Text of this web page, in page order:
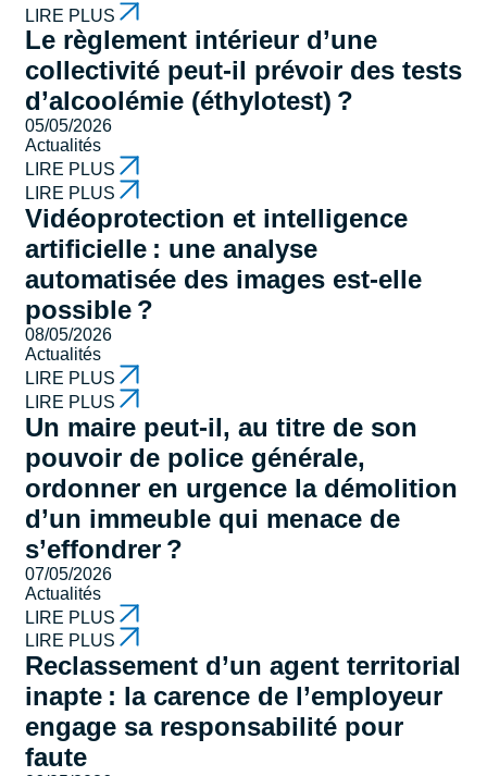
LIRE PLUS
Le règlement intérieur d’une
collectivité peut-il prévoir des tests
d’alcoolémie (éthylotest) ?
05/05/2026
Actualités
LIRE PLUS
LIRE PLUS
Vidéoprotection et intelligence
artificielle : une analyse
automatisée des images est-elle
possible ?
08/05/2026
Actualités
LIRE PLUS
LIRE PLUS
Un maire peut-il, au titre de son
pouvoir de police générale,
ordonner en urgence la démolition
d’un immeuble qui menace de
s’effondrer ?
07/05/2026
Actualités
LIRE PLUS
LIRE PLUS
Reclassement d’un agent territorial
inapte : la carence de l’employeur
engage sa responsabilité pour
faute